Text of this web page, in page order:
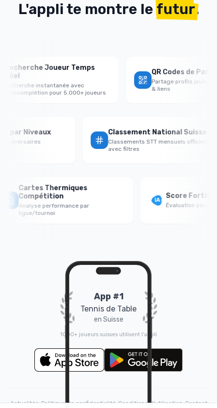
L'appli te montre lefutur.
Joueur Temps
instantanée avec
pour 5.000+ joueurs
QR Codes de Partage
Partage profils joueurs avec
& liens
par Niveaux
vs adversaires
Classement National
Classements STT mensuels
avec filtres
Cartes Thermiques
Compétition
Analyse performance par
ligue/tournoi
Score Fortitude
Évaluation
App #1
Tennis de Table
en Suisse
1000+ joueurs suisses utilisent l'appli
Actualités•Politique de confidentialité•Conditions d'utilisation•Contact